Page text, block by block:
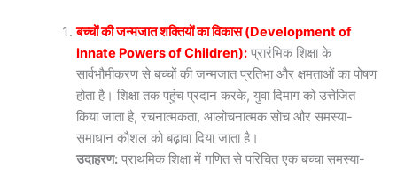
बच्चों की जन्मजात शक्तियों का विकास (Development of
Innate Powers of Children): प्रारंभिक शिक्षा के
सार्वभौमीकरण से बच्चों की जन्मजात प्रतिभा और क्षमताओं का पोषण
होता है। शिक्षा तक पहुंच प्रदान करके, युवा दिमाग को उत्तेजित
किया जाता है, रचनात्मकता, आलोचनात्मक सोच और समस्या-
समाधान कौशल को बढ़ावा दिया जाता है।
उदाहरण: प्राथमिक शिक्षा में गणित से परिचित एक बच्चा समस्या-